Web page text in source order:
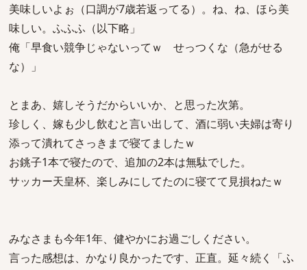
美味しいよぉ（口調が7歳若返ってる）。ね、ね、ほら美
味しい。ふふふ（以下略」
俺「早食い競争じゃないってｗ せっつくな（急がせる
な）」
とまあ、嬉しそうだからいいか、と思った次第。
珍しく、嫁も少し飲むと言い出して、酒に弱い夫婦は寄り
添って潰れてさっきまで寝てましたｗ
お銚子1本で寝たので、追加の2本は無駄でした。
サッカー天皇杯、楽しみにしてたのに寝てて見損ねたｗ
みなさまも今年1年、健やかにお過ごしください。
言った感想は、かなり良かったです、正直。延々続く「ふ